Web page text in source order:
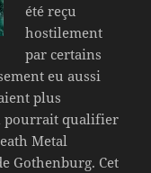
été reçu
hostilement
par certains
eu aussi
plus
pourrait qualifier
Metal
Gothenburg. Cet